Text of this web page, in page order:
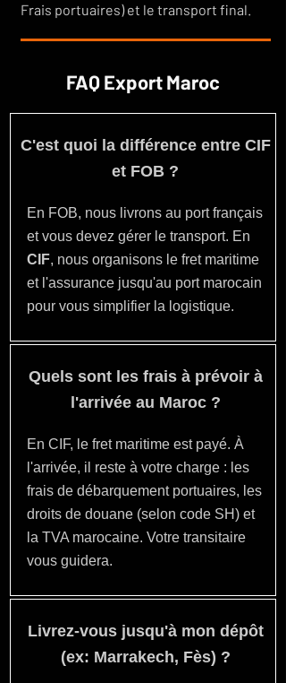
Frais portuaires) et le transport final.
FAQ Export Maroc
C'est quoi la différence entre CIF
et FOB ?
En FOB, nous livrons au port français
et vous devez gérer le transport. En
CIF, nous organisons le fret maritime
et l'assurance jusqu'au port marocain
pour vous simplifier la logistique.
Quels sont les frais à prévoir à
l'arrivée au Maroc ?
En CIF, le fret maritime est payé. À
l'arrivée, il reste à votre charge : les
frais de débarquement portuaires, les
droits de douane (selon code SH) et
la TVA marocaine. Votre transitaire
vous guidera.
Livrez-vous jusqu'à mon dépôt
(ex: Marrakech, Fès) ?